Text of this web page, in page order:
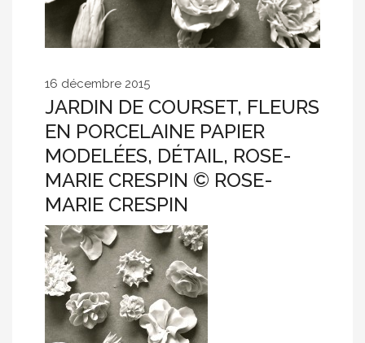
16 décembre 2015
JARDIN DE COURSET, FLEURS
EN PORCELAINE PAPIER
MODELÉES, DÉTAIL, ROSE-
MARIE CRESPIN © ROSE-
MARIE CRESPIN